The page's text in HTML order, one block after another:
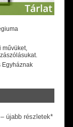
Egyháznak
újabb részletek*